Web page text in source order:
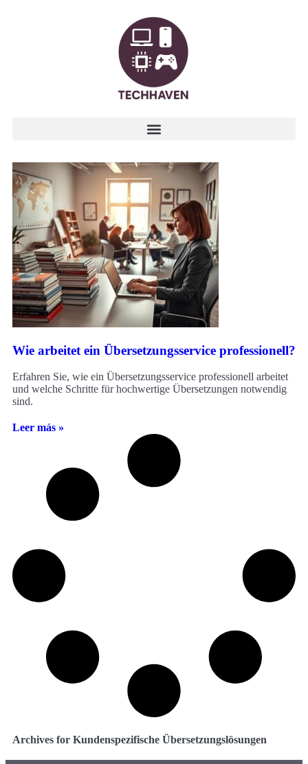
Wie arbeitet ein Übersetzungsservice professionell?
Erfahren Sie, wie ein Übersetzungsservice professionell arbeitet
und welche Schritte für hochwertige Übersetzungen notwendig
sind.
Leer más »
Archives for Kundenspezifische Übersetzungslösungen